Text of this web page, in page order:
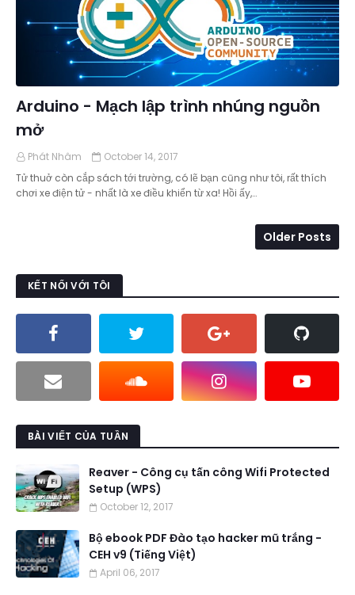
Arduino - Mạch lập trình nhúng nguồn
mở
Phát Nhâm
October 14, 2017
Tử thuở còn cắp sách tới trường, có lẽ bạn cũng như tôi, rất thích
chơi xe điện tử - nhất là xe điều khiển từ xa! Hồi ấy,…
Older Posts
KẾT NỐI VỚI TÔI
BÀI VIẾT CỦA TUẦN
Reaver - Công cụ tấn công Wifi Protected
Setup (WPS)
October 12, 2017
Bộ ebook PDF Đào tạo hacker mũ trắng -
CEH v9 (Tiếng Việt)
April 06, 2017